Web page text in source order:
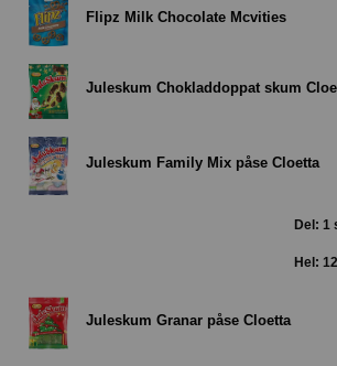
Flipz Milk Chocolate Mcvities
Juleskum Chokladdoppat skum
Juleskum Family Mix påse Cloetta
Del: 1
Hel:
Juleskum Granar påse Cloetta